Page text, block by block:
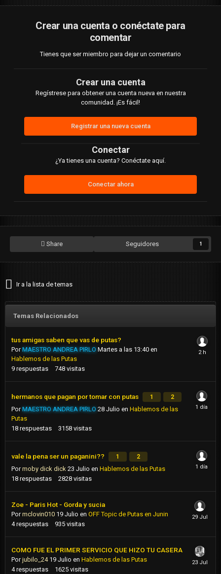
Crear una cuenta o conéctate para
comentar
Tienes que ser miembro para dejar un comentario
Crear una cuenta
Regístrese para obtener una cuenta nueva en nuestra
comunidad. ¡Es fácil!
Registrar una nueva cuenta
Conectar
¿Ya tienes una cuenta? Conéctate aquí.
Conectar ahora
Share Seguidores 1
Ir a la lista de temas
Temas Relacionados
tus amigas saben que vas de putas?
PorMAESTRO ANDREA PIRLO Martes a las 13:40 en
Hablemos de las Putas
9 respuestas 748 visitas
hermanos que pagan por tomar con putas 1 2
PorMAESTRO ANDREA PIRLO 28 Julio en Hablemos de las
Putas
18 respuestas 3158 visitas
vale la pena ser un paganini?? 1 2
Pormoby dick dick 23 Julio en Hablemos de las Putas
18 respuestas 2828 visitas
Zoe - Paris Hot - Gorda y sucia
Pormclovin010 19 Julio en OFF Topic de Putas en Junin
4 respuestas 935 visitas
COMO FUE EL PRIMER SERVICIO QUE HIZO TU CASERA
Porjubilo_24 19 Julio en Hablemos de las Putas
4 respuestas 1625 visitas